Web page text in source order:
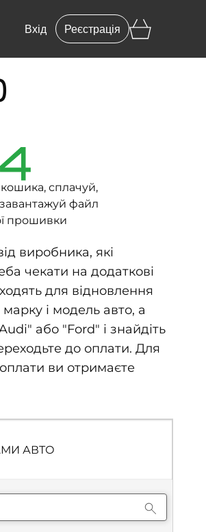
Вхід Реєстрація
сплачуй,
файл
прошивки
виробника, які
чекати на додаткові
для відновлення
і модель авто, а
або "Ford" і знайдіть
до оплати. Для
ви отримаєте
АВТО